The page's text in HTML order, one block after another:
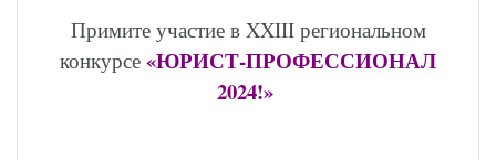
Примите участие в XXIIIрегиональном
конкурсе «ЮРИСТ-ПРОФЕССИОНАЛ
2024!»